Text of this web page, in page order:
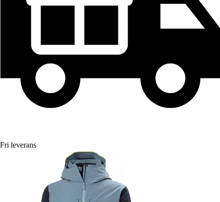
Fri leverans